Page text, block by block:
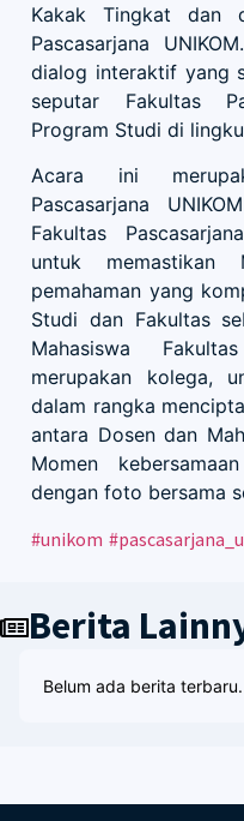
Kakak Tingkat dan
Pascasarjana
dialog interaktif yang
seputar Fakultas
Program Studi di
Acara ini
Pascasarjana
Fakultas
untuk memastikan
pemahaman yang
Studi dan Fakultas
Mahasiswa
merupakan kolega,
dalam rangka
antara Dosen dan
Momen
dengan foto bersama
#unikom
Berita
Belum ada berita terbaru.